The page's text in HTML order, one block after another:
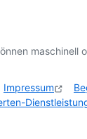
maschinell
Impressum